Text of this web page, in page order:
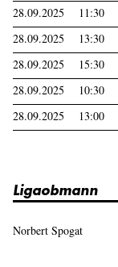
28.09.2025
11:30
28.09.2025
13:30
28.09.2025
15:30
28.09.2025
10:30
28.09.2025
13:00
Ligaobmann
Norbert Spogat